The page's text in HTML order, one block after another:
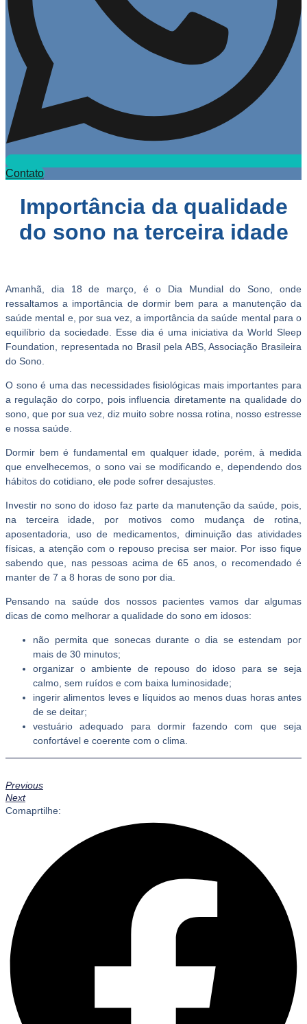
Contato
Importância da qualidade
do sono na terceira idade
Amanhã, dia 18 de março, é o Dia Mundial do Sono, onde
ressaltamos a importância de dormir bem para a manutenção da
saúde mental e, por sua vez, a importância da saúde mental para o
equilíbrio da sociedade. Esse dia é uma iniciativa da World Sleep
Foundation, representada no Brasil pela ABS, Associação Brasileira
do Sono.
O sono é uma das necessidades fisiológicas mais importantes para
a regulação do corpo, pois influencia diretamente na qualidade do
sono, que por sua vez, diz muito sobre nossa rotina, nosso estresse
e nossa saúde.
Dormir bem é fundamental em qualquer idade, porém, à medida
que envelhecemos, o sono vai se modificando e, dependendo dos
hábitos do cotidiano, ele pode sofrer desajustes.
Investir no sono do idoso faz parte da manutenção da saúde, pois,
na terceira idade, por motivos como mudança de rotina,
aposentadoria, uso de medicamentos, diminuição das atividades
físicas, a atenção com o repouso precisa ser maior. Por isso fique
sabendo que, nas pessoas acima de 65 anos, o recomendado é
manter de 7 a 8 horas de sono por dia.
Pensando na saúde dos nossos pacientes vamos dar algumas
dicas de como melhorar a qualidade do sono em idosos:
não permita que sonecas durante o dia se estendam por
mais de 30 minutos;
organizar o ambiente de repouso do idoso para se seja
calmo, sem ruídos e com baixa luminosidade;
ingerir alimentos leves e líquidos ao menos duas horas antes
de se deitar;
vestuário adequado para dormir fazendo com que seja
confortável e coerente com o clima.
Previous
Next
Comaprtilhe: